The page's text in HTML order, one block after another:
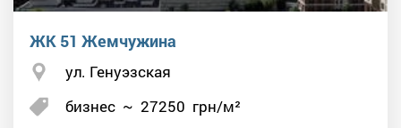
ЖК 51 Жемчужина
ул. Генуэзская
бизнес ~ 27250 грн/м²